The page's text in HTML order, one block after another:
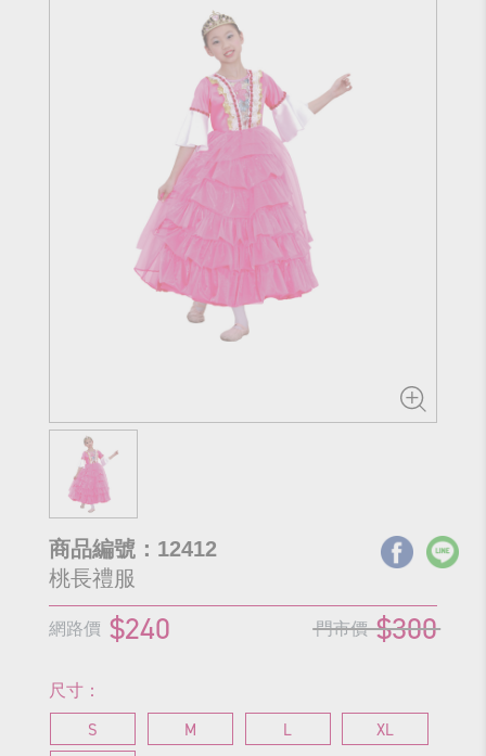
商品編號：12412
桃長禮服
網路價 $240 門市價 $300
尺寸：
S M L
XL